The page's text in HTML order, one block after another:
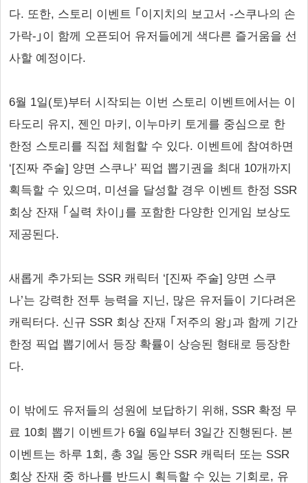
다. 또한, 스토리 이벤트 ｢이지치의 보고서 -스쿠나의 손
가락-｣이 함께 오픈되어 유저들에게 색다른 즐거움을 선
사할 예정이다.
6월 1일(토)부터 시작되는 이번 스토리 이벤트에서는 이
타도리 유지, 젠인 마키, 이누마키 토게를 중심으로 한
한정 스토리를 직접 체험할 수 있다. 이벤트에 참여하면
‘[진짜 주술] 양면 스쿠나’ 픽업 뽑기권을 최대 10개까지
획득할 수 있으며, 미션을 달성할 경우 이벤트 한정 SSR
회상 잔재 ｢실력 차이｣를 포함한 다양한 인게임 보상도
제공된다.
새롭게 추가되는 SSR 캐릭터 ‘[진짜 주술] 양면 스쿠
나’는 강력한 전투 능력을 지닌, 많은 유저들이 기다려온
캐릭터다. 신규 SSR 회상 잔재 ｢저주의 왕｣과 함께 기간
한정 픽업 뽑기에서 등장 확률이 상승된 형태로 등장한
다.
이 밖에도 유저들의 성원에 보답하기 위해, SSR 확정 무
료 10회 뽑기 이벤트가 6월 6일부터 3일간 진행된다. 본
이벤트는 하루 1회, 총 3일 동안 SSR 캐릭터 또는 SSR
회상 잔재 중 하나를 반드시 획득할 수 있는 기회로, 유